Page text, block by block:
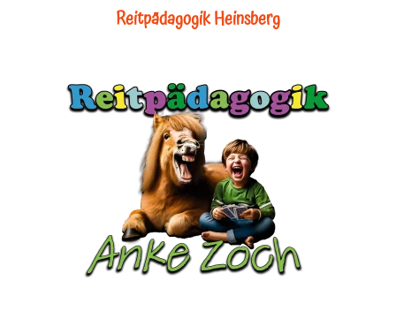
Reitpädagogik Heinsberg